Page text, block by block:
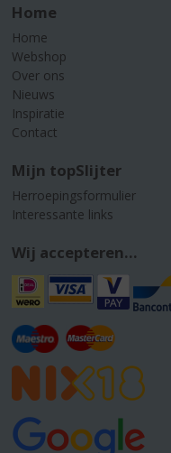
Home
Home
Webshop
Over ons
Nieuws
Inspiratie
Contact
Mijn topSlijter
Herroepingsformulier
Interessante links
Wij accepteren...